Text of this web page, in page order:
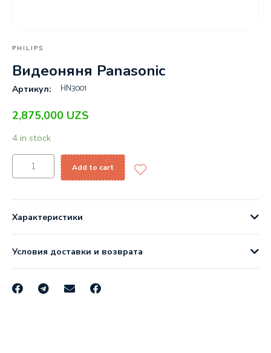
PHILIPS
Видеоняня Panasonic
Артикул: HN3001
2,875,000 UZS
4 in stock
Add to cart
Характеристики
Условия доставки и возврата